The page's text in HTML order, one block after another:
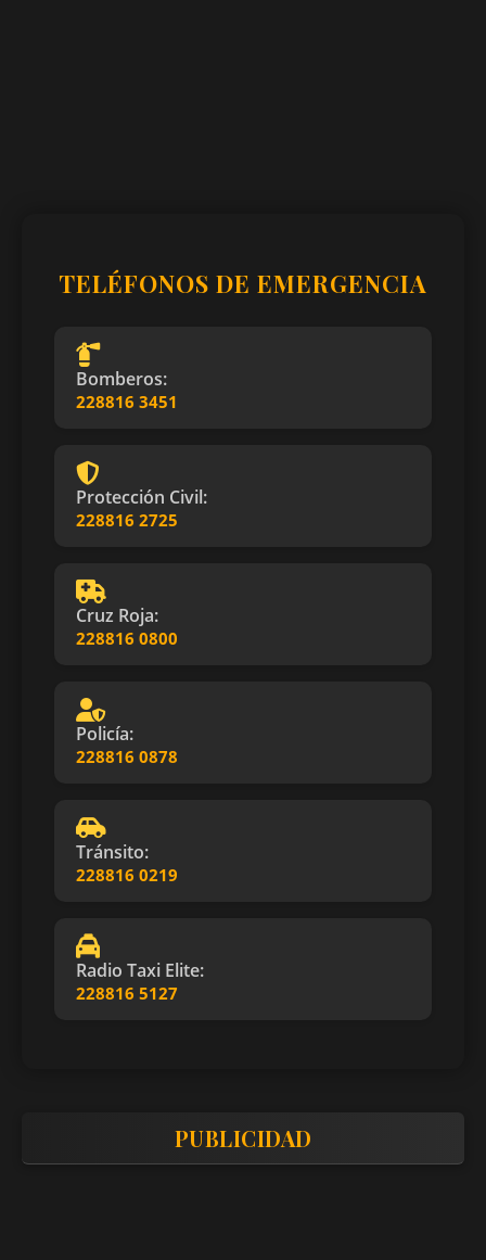
TELÉFONOS DE EMERGENCIA
Bomberos:
228816 3451
Protección Civil:
228816 2725
Cruz Roja:
228816 0800
Policía:
228816 0878
Tránsito:
228816 0219
Radio Taxi Elite:
228816 5127
PUBLICIDAD